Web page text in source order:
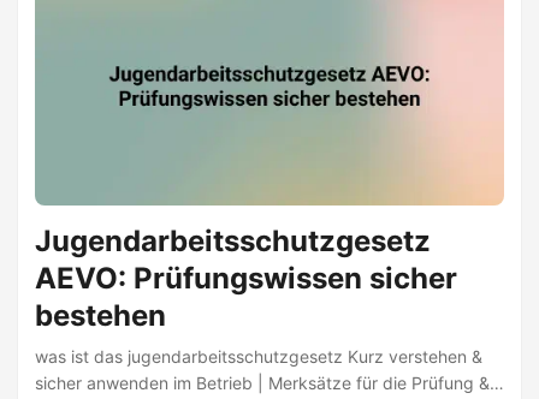
Jugendarbeitsschutzgesetz
AEVO: Prüfungswissen sicher
bestehen
was ist das jugendarbeitsschutzgesetz Kurz verstehen &
sicher anwenden im Betrieb | Merksätze für die Prüfung &